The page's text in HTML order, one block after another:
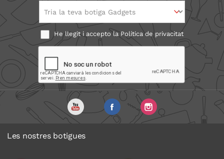
Tria la teva botiga Gadgets
He llegit i accepto laPolítica de privacitat
Les nostres botigues